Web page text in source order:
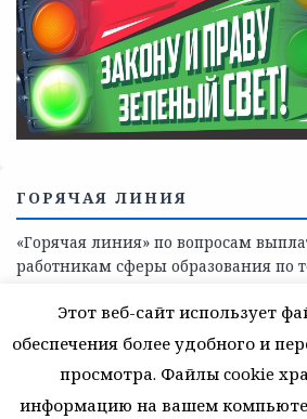
ГОРЯЧАЯ ЛИНИЯ
«Горячая линия» по вопросам
работникам сферы образования по
Этот веб-сайт использует
обеспечения более удобного и
просмотра. Файлы cookie
информацию на вашем